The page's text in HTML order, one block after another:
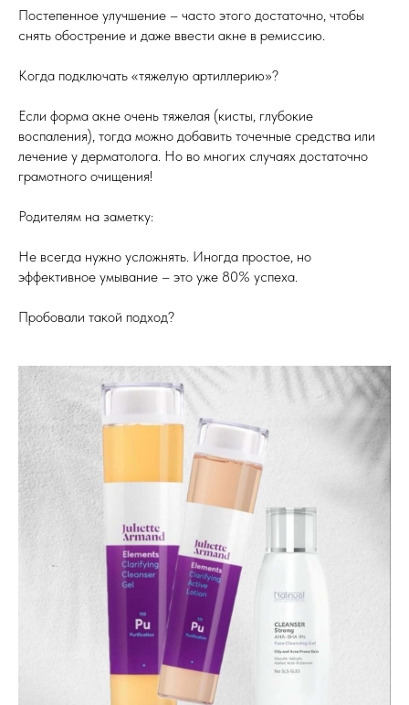
Постепенное улучшение – часто этого достаточно, чтобы
снять обострение и даже ввести акне в ремиссию.
Когда подключать «тяжелую артиллерию»?
Если форма акне очень тяжелая (кисты, глубокие
воспаления), тогда можно добавить точечные средства или
лечение у дерматолога. Но во многих случаях достаточно
грамотного очищения!
Родителям на заметку:
Не всегда нужно усложнять. Иногда простое, но
эффективное умывание – это уже 80% успеха.
Пробовали такой подход?